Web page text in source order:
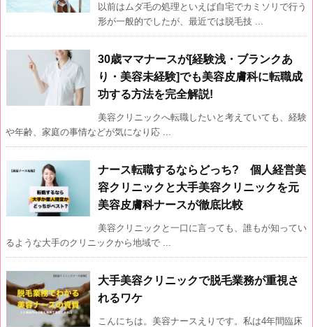
以前はムダ毛の処理といえば自宅でカミソリで行う
形が一般的でしたが、最近では脱毛技 ...
30歳ママナースが[経験浅・ブランクあ
り・美容未経験]でも美容皮膚科に転職成
功する方法を完全解説!
美容クリニックへ転職したいと考えていても、経験
や年齢、家庭の事情などが気になり応 ...
ナース転職するならどっち? 個人経営美
容クリニックと大手美容クリニックを元
美容皮膚科ナースが徹底比較
美容クリニックと一口に言っても、誰もが知ってい
るような大手のクリニックから地域で ...
大手美容クリニックで脱毛業務が重視さ
れるワケ
こんにちは。美容ナースえりです。私は4年間臨床